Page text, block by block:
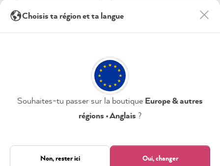
Les médias sociaux
En cliquant sur « Tout accepter », tu nous autorises à
peaufiner ton expérience avec nous. Pas d'inquiétude, tu
Politique de confidentialité
Mentions légales
Paramètres
Uniquement nécessaire
Client vérifié
La livraison est arrivée rapidement et a été
accru l'anticipation du projet de peinture. La
peinture était géniale à peindre. La nouvelle
vieille armoire est tellement jolie !
Partager
Twitter
Facebook
09/08/2026
Client vérifié
Excellent comme toujours, livraison rapide et
Choisis ta région et ta langue
Souhaites-tu passer sur la boutique Europe & autres
régions • Anglais ?
Non, rester ici Oui, changer